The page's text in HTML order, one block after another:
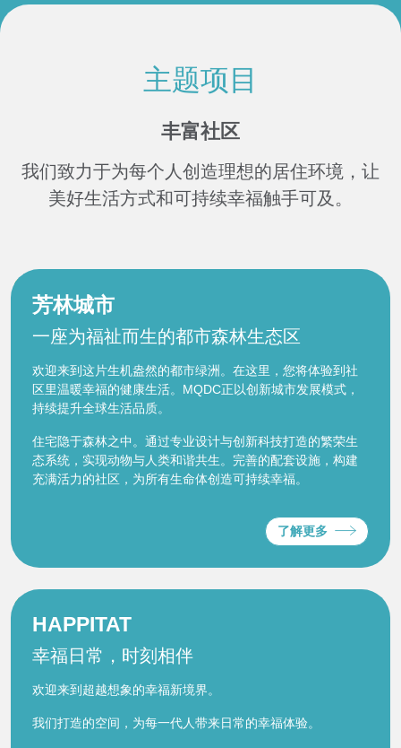
主题项目
丰富社区
我们致力于为每个人创造理想的居住环境，让
美好生活方式和可持续幸福触手可及。
芳林城市
一座为福祉而生的都市森林生态区
欢迎来到这片生机盎然的都市绿洲。在这里，您将体验到社
区里温暖幸福的健康生活。MQDC正以创新城市发展模式，
持续提升全球生活品质。
住宅隐于森林之中。通过专业设计与创新科技打造的繁荣生
态系统，实现动物与人类和谐共生。完善的配套设施，构建
充满活力的社区，为所有生命体创造可持续幸福。
了解更多
HAPPITAT
幸福日常，时刻相伴
欢迎来到超越想象的幸福新境界。
我们打造的空间，为每一代人带来日常的幸福体验。